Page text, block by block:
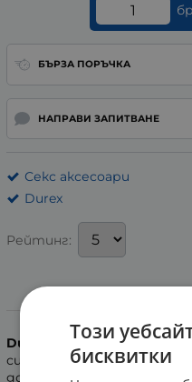
БЪРЗА ПОРЪЧКА
НАПРАВИ ЗАПИТВАНЕ
Секс аксесоари
Durex
Рейтинг:
Durex Feel Thin са супер
сигурни
презервативи,
доставят по-чувствено
Този
бисквитки